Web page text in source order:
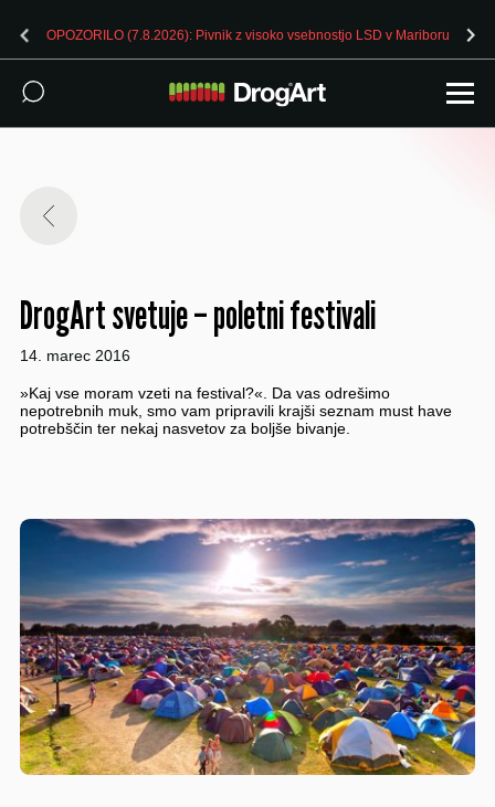
OPOZORILO (7.8.2026): Pivnik z visoko vsebnostjo LSD v Mariboru
DrogArt svetuje – poletni festivali
14. marec 2016
»Kaj vse moram vzeti na festival?«. Da vas odrešimo
nepotrebnih muk, smo vam pripravili krajši seznam must have
potrebščin ter nekaj nasvetov za boljše bivanje.